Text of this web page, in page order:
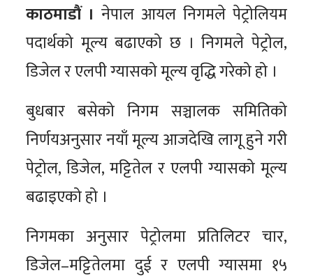
काठमाडौं । नेपाल आयल निगमले पेट्रोलियम
पदार्थको मूल्य बढाएको छ । निगमले पेट्रोल,
डिजेल र एलपी ग्यासको मूल्य वृद्धि गरेको हो ।
बुधबार बसेको निगम सञ्चालक समितिको
निर्णयअनुसार नयाँ मूल्य आजदेखि लागू हुने गरी
पेट्रोल, डिजेल, मट्टितेल र एलपी ग्यासको मूल्य
बढाइएको हो ।
निगमका अनुसार पेट्रोलमा प्रतिलिटर चार,
डिजेल–मट्टितेलमा दुई र एलपी ग्यासमा १५